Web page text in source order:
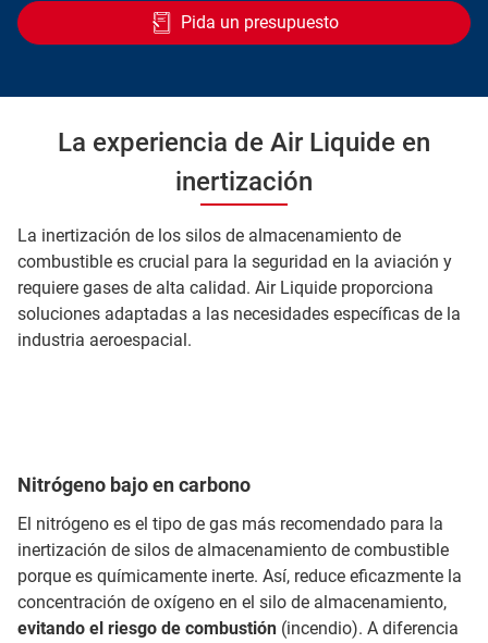
Pida un presupuesto
La experiencia de Air Liquide en
inertización
La inertización de los silos de almacenamiento de
combustible es crucial para la seguridad en la aviación y
requiere gases de alta calidad. Air Liquide proporciona
soluciones adaptadas a las necesidades específicas de la
industria aeroespacial.
Nitrógeno bajo en carbono
El nitrógeno es el tipo de gas más recomendado para la
inertización de silos de almacenamiento de combustible
porque es químicamente inerte. Así, reduce eficazmente la
concentración de oxígeno en el silo de almacenamiento,
evitando el riesgo de combustión (incendio). A diferencia